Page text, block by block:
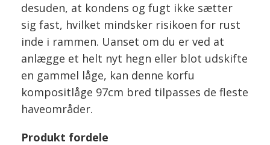
desuden, at kondens og fugt ikke sætter
sig fast, hvilket mindsker risikoen for rust
inde i rammen. Uanset om du er ved at
anlægge et helt nyt hegn eller blot udskifte
en gammel låge, kan denne korfu
kompositlåge 97cm bred tilpasses de fleste
haveområder.
Produkt fordele